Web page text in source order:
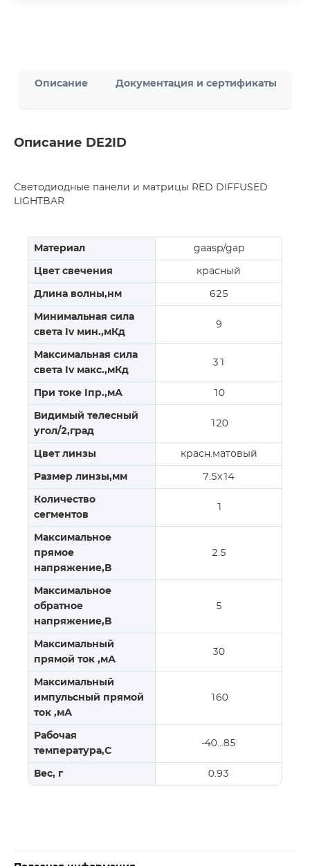
Описание Документация и сертификаты
Описание DE2ID
Светодиодные панели и матрицы RED DIFFUSED
LIGHTBAR
Материал gaasp/gap
Цвет свечения красный
Длина волны,нм 625
Минимальная сила
света Iv мин.,мКд
9
Максимальная сила
света Iv макс.,мКд
31
При токе Iпр.,мА 10
Видимый телесный
угол/2,град
120
Цвет линзы красн.матовый
Размер линзы,мм 7.5x14
Количество
сегментов
Максимальное
прямое
напряжение,В
2.5
Максимальное
обратное
напряжение,В
5
Максимальный
прямой ток ,мА
30
Максимальный
импульсный прямой
ток ,мА
160
Рабочая
температура,С
-40…85
Вес, г 0.93